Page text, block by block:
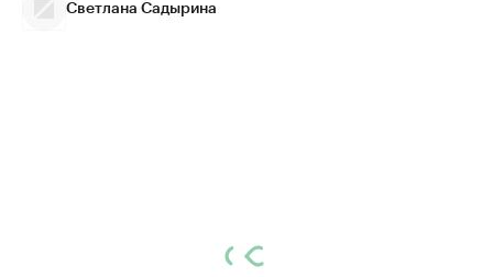
Светлана Садырина